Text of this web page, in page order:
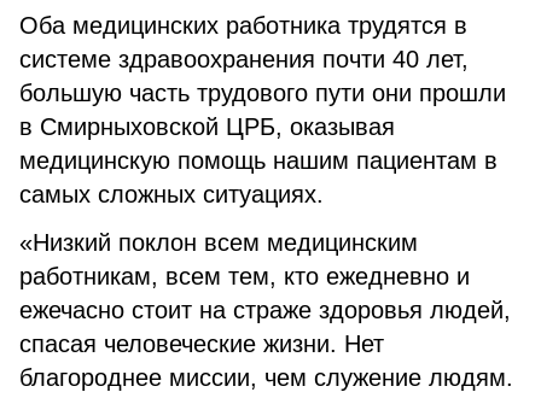
Оба медицинских работника трудятся в
системе здравоохранения почти 40 лет,
большую часть трудового пути они прошли
в Смирныховской ЦРБ, оказывая
медицинскую помощь нашим пациентам в
самых сложных ситуациях.
«Низкий поклон всем медицинским
работникам, всем тем, кто ежедневно и
ежечасно стоит на страже здоровья людей,
спасая человеческие жизни. Нет
благороднее миссии, чем служение людям.